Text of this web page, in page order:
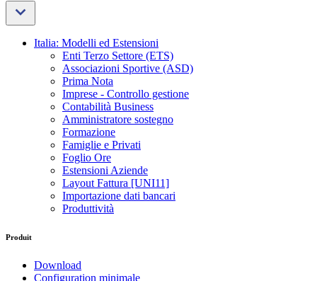
Italia: Modelli ed Estensioni
Enti Terzo Settore (ETS)
Associazioni Sportive (ASD)
Prima Nota
Imprese - Controllo gestione
Contabilità Business
Amministratore sostegno
Formazione
Famiglie e Privati
Foglio Ore
Estensioni Aziende
Layout Fattura [UNI11]
Importazione dati bancari
Produttività
Produit
Download
Configuration minimale